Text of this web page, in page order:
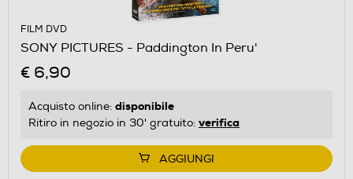
FILM DVD
SONY PICTURES - Paddington In Peru'
€ 6,90
Acquisto online: disponibile
Ritiro in negozio in 30' gratuito: verifica
AGGIUNGI